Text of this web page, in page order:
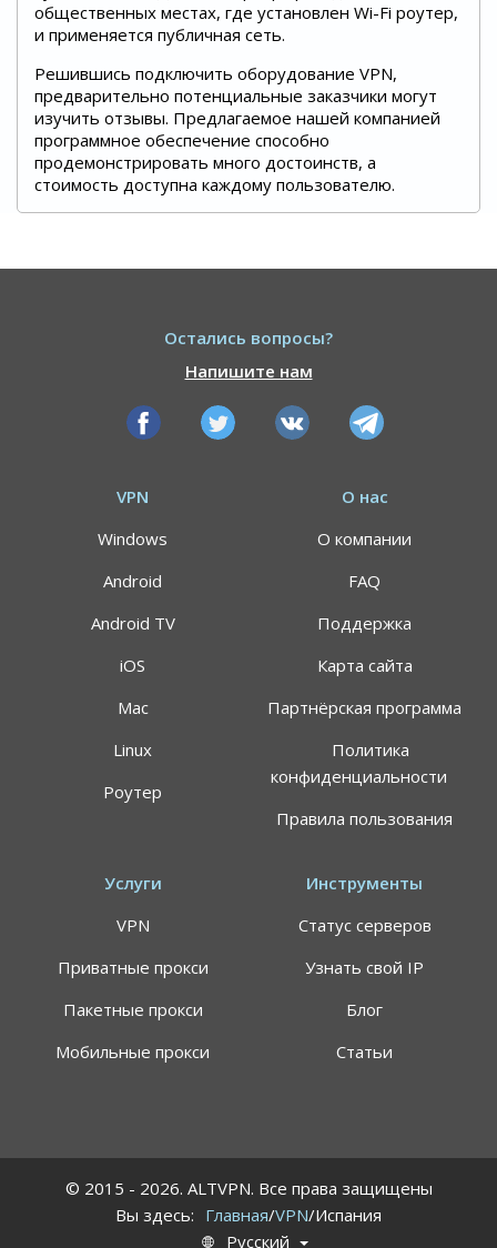
СКИДКИ 64%
Воспользуйтесь специальным предложением
ALTVPN, и сэкомьте на тарифном плане до 64%
191.8$ 59.99$
Цена указана за план подписки 24 месяца, может
Самый быстрый VPN-сервис в мире
Персональные сервера для просмотра
DAYS HOURS MINUTES SECONDS
ВОСПОЛЬЗОВАТЬСЯ ПРЕДЛОЖЕНИЕМ
общественных местах, где установлен Wi-Fi роутер,
и применяется публичная сеть.
Решившись подключить оборудование VPN,
предварительно потенциальные заказчики могут
изучить отзывы. Предлагаемое нашей компанией
программное обеспечение способно
продемонстрировать много достоинств, а
стоимость доступна каждому пользователю.
Остались вопросы?
Напишите нам
VPN
Windows
Android
Android TV
iOS
Mac
Linux
Роутер
О нас
О компании
FAQ
Поддержка
Карта сайта
Партнёрская программа
Политика
конфиденциальности
Правила пользования
Услуги
VPN
Приватные прокси
Пакетные прокси
Мобильные прокси
Инструменты
Статус серверов
Узнать свой IP
Блог
Статьи
© 2015 - 2026. ALTVPN. Все права защищены
Вы здесь: Главная/VPN/Испания
Русский